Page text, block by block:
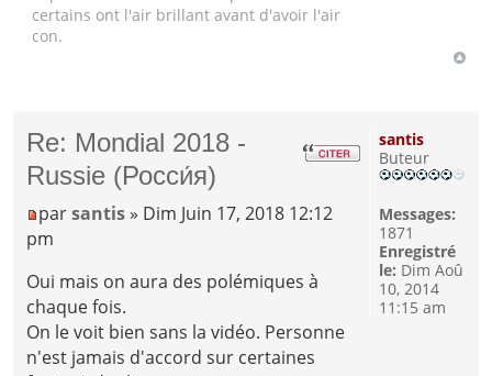
certains ont l'air brillant avant d'avoir l'air
con.
Re: Mondial 2018 -
Russie (Росси́я)
parsantis » Dim Juin 17, 2018 12:12
pm
Oui mais on aura des polémiques à
chaque fois.
On le voit bien sans la vidéo. Personne
n'est jamais d'accord sur certaines
santis
Buteur
Messages:
1871
Enregistré
le: Dim Aoû
10, 2014
11:15 am